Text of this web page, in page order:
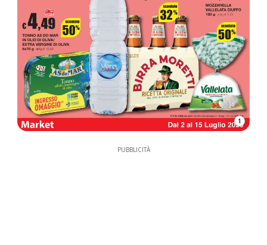
1
PUBBLICITÀ